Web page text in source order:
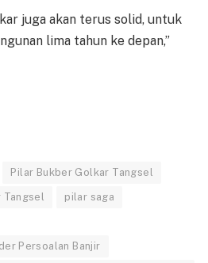
juga akan terus solid, untuk
lima tahun ke depan,”
Pilar Bukber Golkar Tangsel
Tangsel pilar saga
Persoalan Banjir